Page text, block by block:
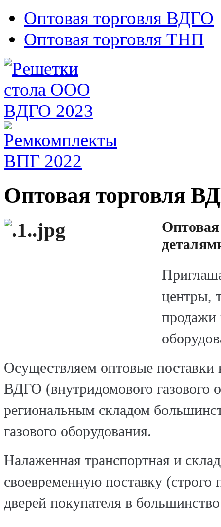
Оптовая торговля ВДГО
Оптовая торговля ТНП
Оптовая торговля
центры,
продажи
Осуществляем оптовые
ВДГО (внутридомового газового
региональным складом
газового оборудования.
Налаженная транспортная и
своевременную поставку
дверей покупателя в